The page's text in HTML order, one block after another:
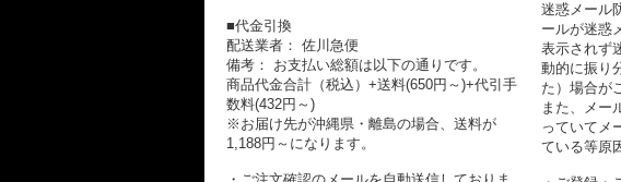
■代金引換
配送業者： 佐川急便
備考： お支払い総額は以下の通りです。
商品代金合計（税込）+送料(650円～)+代引手
数料(432円～)
※お届け先が沖縄県・離島の場合、送料が
1,188円～になります。
迷惑メール
ールが迷惑
表示されず
動的に振り
た）場合が
また、メー
っていてメ
ている等原